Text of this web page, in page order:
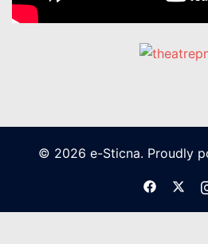
© 2026 e-Sticna. Proudly